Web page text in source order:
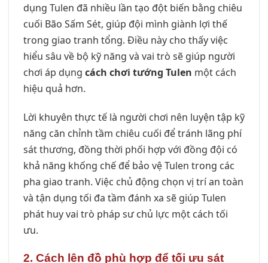
dụng Tulen đã nhiều lần tạo đột biến bằng chiêu
cuối Bão Sấm Sét, giúp đội mình giành lợi thế
trong giao tranh tổng. Điều này cho thấy việc
hiểu sâu về bộ kỹ năng và vai trò sẽ giúp người
chơi áp dụng cách chơi tướng Tulen một cách
hiệu quả hơn.
Lời khuyên thực tế là người chơi nên luyện tập kỹ
năng căn chỉnh tầm chiêu cuối để tránh lãng phí
sát thương, đồng thời phối hợp với đồng đội có
khả năng khống chế để bảo vệ Tulen trong các
pha giao tranh. Việc chủ động chọn vị trí an toàn
và tận dụng tối đa tầm đánh xa sẽ giúp Tulen
phát huy vai trò pháp sư chủ lực một cách tối
ưu.
2. Cách lên đồ phù hợp để tối ưu sát